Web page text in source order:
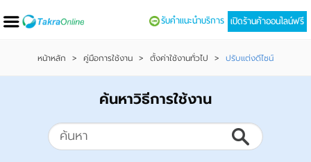
เปิดร้านค้าออนไลน์ฟรี
รับคำแนะนำบริการ
หน้าหลัก > คู่มือการใช้งาน > ตั้งค่าใช้งานทั่วไป > ปรับแต่งดีไซน์
ค้นหาวิธีการใช้งาน